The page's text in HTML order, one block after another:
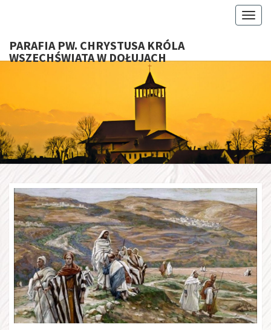
PARAFIA PW. CHRYSTUSA KRÓLA
WSZECHŚWIATA W DOŁUJACH
W